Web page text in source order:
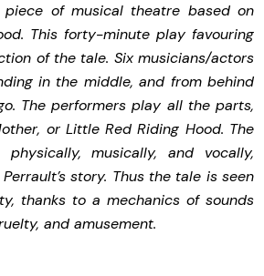
of musical theatre based on
This forty-minute play favouring
of the tale. Six musicians/actors
in the middle, and from behind
The performers play all the parts,
or Little Red Riding Hood. The
musically, and vocally,
story. Thus the tale is seen
thanks to a mechanics of sounds
and amusement.